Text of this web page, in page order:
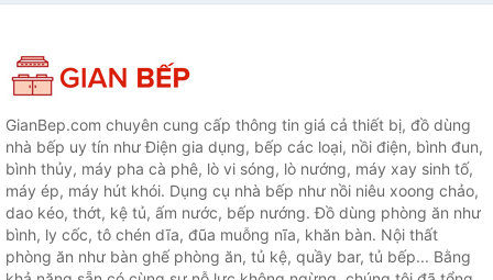
GianBep.com chuyên cung cấp thông tin giá cả thiết bị, đồ dùng
nhà bếp uy tín như Điện gia dụng, bếp các loại, nồi điện, bình đun,
bình thủy, máy pha cà phê, lò vi sóng, lò nướng, máy xay sinh tố,
máy ép, máy hút khói. Dụng cụ nhà bếp như nồi niêu xoong chảo,
dao kéo, thớt, kệ tủ, ấm nước, bếp nướng. Đồ dùng phòng ăn như
bình, ly cốc, tô chén dĩa, đũa muỗng nĩa, khăn bàn. Nội thất
phòng ăn như bàn ghế phòng ăn, tủ kệ, quầy bar, tủ bếp... Bằng